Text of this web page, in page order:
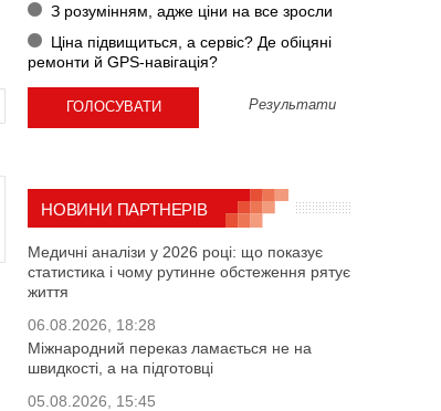
З розумінням, адже ціни на все зросли
Ціна підвищиться, а сервіс? Де обіцяні
ремонти й GPS-навігація?
Результати
НОВИНИ ПАРТНЕРІВ
Медичні аналізи у 2026 році: що показує
статистика і чому рутинне обстеження рятує
життя
06.08.2026, 18:28
Міжнародний переказ ламається не на
швидкості, а на підготовці
05.08.2026, 15:45